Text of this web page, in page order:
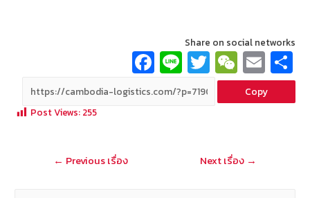
Share on social networks
Fa
ce
b
Li
n
e
T
wi
tt
W
e
C
at
E
m
ai
Copy
Post Views: 255
แนะแนว
← Previous เรื่อง Next เรื่อง →